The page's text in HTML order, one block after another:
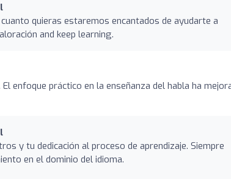
quieras estaremos encantados de ayudarte a
and keep learning.
enfoque práctico en la enseñanza del habla ha
y tu dedicación al proceso de aprendizaje. Siempre
en el dominio del idioma.